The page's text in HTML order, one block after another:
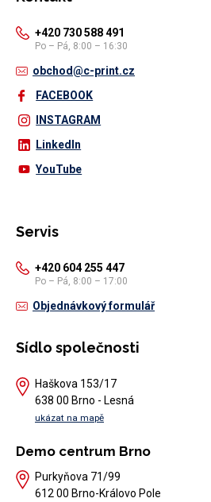
+420 730 588 491
Po – Pá, 8:00 – 16:30
obchod@c-print.cz
FACEBOOK
INSTAGRAM
LinkedIn
YouTube
Servis
+420 604 255 447
Po – Pá, 8:00 – 17:00
Objednávkový formulář
Sídlo společnosti
Haškova 153/17
638 00 Brno - Lesná
ukázat na mapě
Demo centrum Brno
Purkyňova 71/99
612 00 Brno-Královo Pole